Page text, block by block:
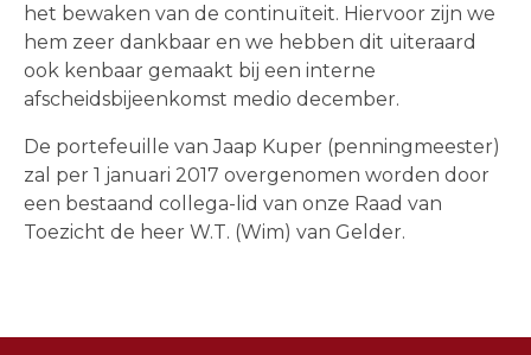
het bewaken van de continuïteit. Hiervoor zijn we
hem zeer dankbaar en we hebben dit uiteraard
ook kenbaar gemaakt bij een interne
afscheidsbijeenkomst medio december.
De portefeuille van Jaap Kuper (penningmeester)
zal per 1 januari 2017 overgenomen worden door
een bestaand collega-lid van onze Raad van
Toezicht de heer W.T. (Wim) van Gelder.